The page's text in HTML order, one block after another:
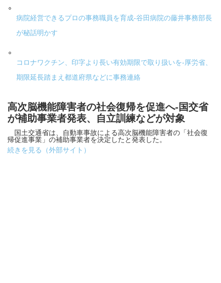
病院経営できるプロの事務職員を育成-谷田病院の藤井事務部長
が秘話明かす
コロナワクチン、印字より長い有効期限で取り扱いを-厚労省、
期限延長踏まえ都道府県などに事務連絡
高次脳機能障害者の社会復帰を促進へ-国交省
が補助事業者発表、自立訓練などが対象
国土交通省は、自動車事故による高次脳機能障害者の「社会復
帰促進事業」の補助事業者を決定したと発表した。
続きを見る（外部サイト）